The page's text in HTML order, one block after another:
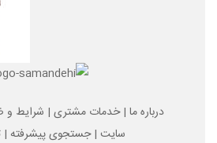
درباره ما |خدمات مشتری | شرایط و
سایت |جستجوی پیشرفته |